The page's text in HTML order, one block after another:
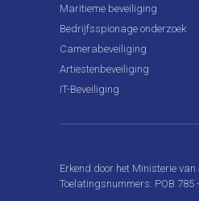
Maritieme beveiliging
Bedrijfsspionage onderzoek
Camerabeveiliging
Artiestenbeveiliging
IT-Beveiliging
Erkend door het Ministerie
Toelatingsnummers: POB 785